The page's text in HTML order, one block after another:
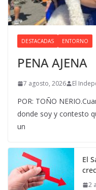
DESTACADAS ENTORNO
PENA AJENA
7 agosto, 2026 El
POR: TOÑO
donde soy y contesto
un
El
2